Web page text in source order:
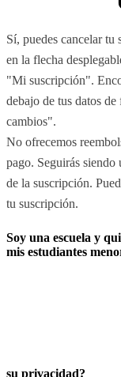
Sí, puedes cancelar
en la flecha
"Mi suscripción".
debajo de tus datos
cambios".
No ofrecemos
pago. Seguirás siendo
de la suscripción.
tu suscripción.
Soy una escuela y
mis estudiantes
su privacidad?